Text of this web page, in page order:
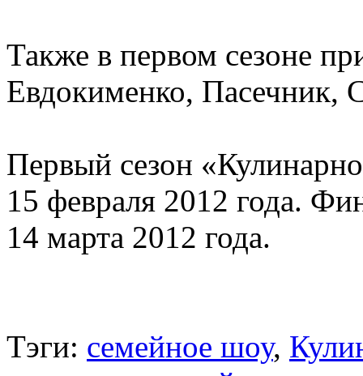
Также в первом сезоне
Евдокименко, Пасечник,
Первый сезон
15 февраля 2012 года.
14 марта 2012 года.
Тэги: семейное шоу,